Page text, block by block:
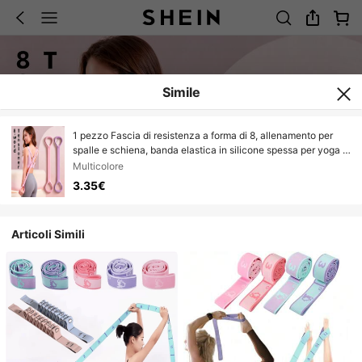
Simile
1 pezzo Fascia di resistenza a forma di 8, allenamento per
spalle e schiena, banda elastica in silicone spessa per yoga a
casa, attrezzatura per fitness Pilates
Multicolore
3.35€
Articoli Simili